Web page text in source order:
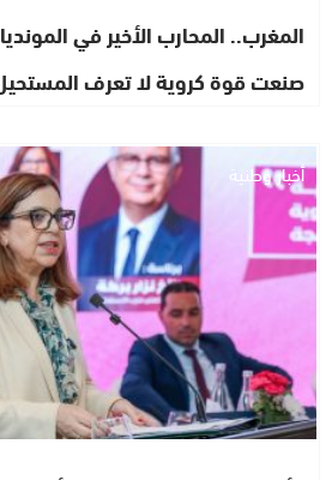
المغرب.. المحارب الأخير في
صنعت قوة كروية لا تعرف
أخبار وطنية